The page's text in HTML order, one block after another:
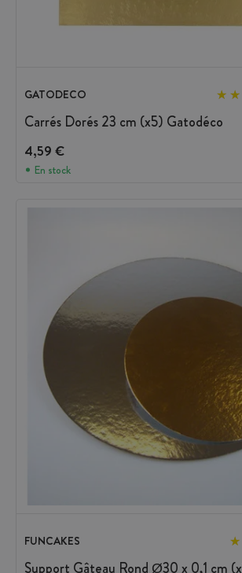
GATODECO
Carrés Dorés 23 cm (x5) Gatodéco
4,59 €
En stock
FUNCAKES
Support Gâteau Rond Ø30 x 0,1 cm